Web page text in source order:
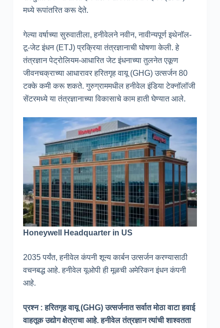
मध्ये रूपांतरित करू देते.
गेल्या वर्षाच्या सुरुवातीला, हनीवेलने नवीन, नावीन्यपूर्ण इथेनॉल-
टू-जेट इंधन (ETJ) प्रक्रिया तंत्रज्ञानाची घोषणा केली. हे
तंत्रज्ञान पेट्रोलियम-आधारित जेट इंधनाच्या तुलनेत एकूण
जीवनचक्राच्या आधारावर हरितगृह वायू (GHG) उत्सर्जन 80
टक्के कमी करू शकते. गुरुग्राममधील हनीवेल इंडिया टेक्नॉलॉजी
सेंटरमध्ये या तंत्रज्ञानाच्या विकासाचे काम हाती घेण्यात आले.
Honeywell Headquarter in US
2035 पर्यंत, हनीवेल कंपनी शून्य कार्बन उत्सर्जन करण्यासाठी
वचनबद्ध आहे. हनीवेल यूओपी ही मूळची अमेरिकन इंधन कंपनी
आहे.
प्रश्न : हरितगृह वायू (GHG) उत्सर्जनात सर्वात मोठा वाटा हवाई
वाहतूक उद्योग क्षेत्राचा आहे. हनीवेल तंत्रज्ञान त्यांची शाश्वतता